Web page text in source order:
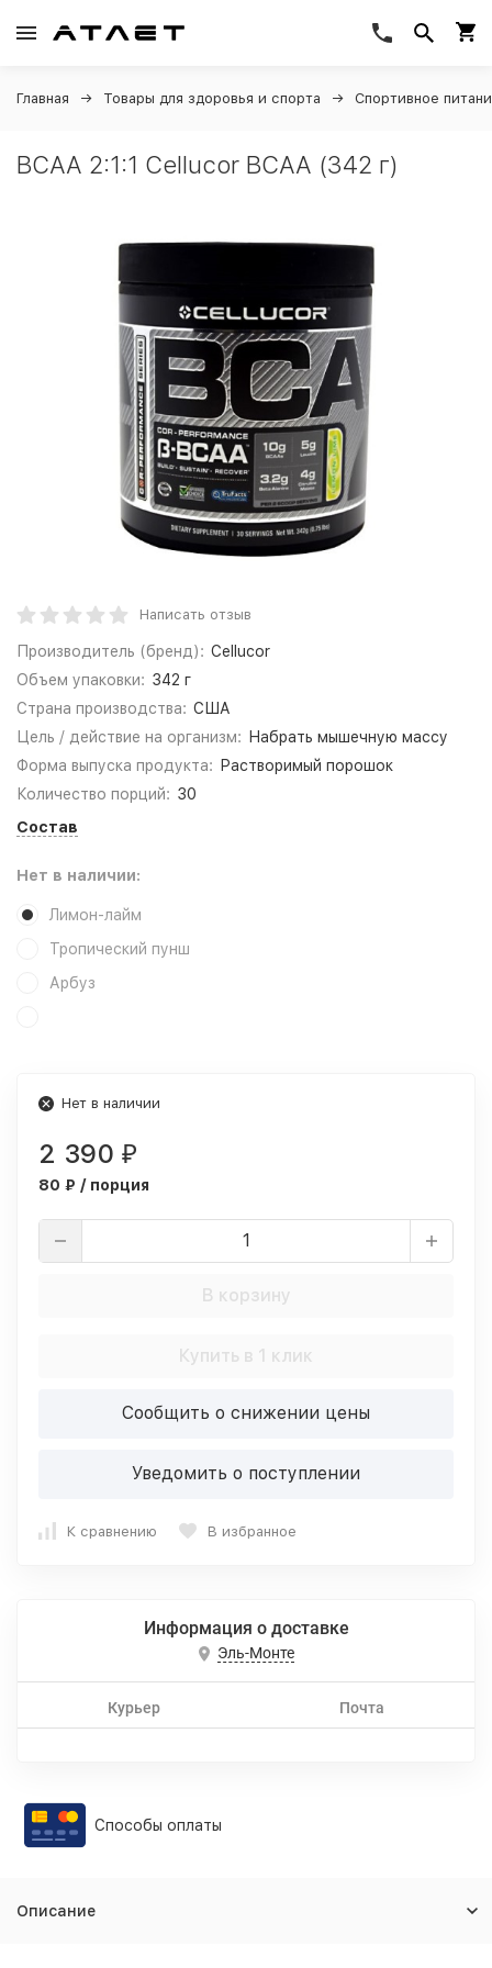
Главная Товары для здоровья и спорта Спортивное
BCAA 2:1:1 Cellucor BCAA (342 г)
Написать отзыв
Производитель (бренд): Cellucor
Объем упаковки: 342 г
Страна производства: США
Цель / действие на организм:
Набрать мышечную массу
Форма выпуска продукта:
Растворимый порошок
Количество порций: 30
Состав
Нет в наличии:
Лимон-лайм
Тропический пунш
Арбуз
Нет в наличии
2 390 ₽
80 ₽ / порция
В корзину
Купить в 1 клик
Сообщить о снижении цены
Уведомить о поступлении
К сравнению В избранное
Информация о доставке
Эль-Монте
Курьер Почта
Способы оплаты
Описание